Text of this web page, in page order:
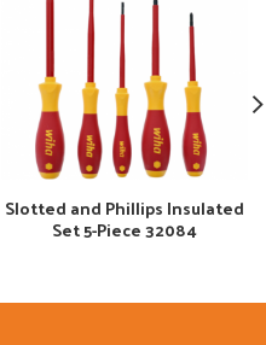
Slotted and Phillips Insulated
Set 5-Piece 32084